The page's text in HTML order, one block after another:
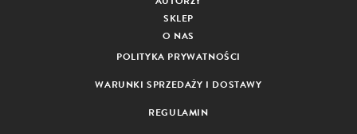
SKLEP
O NAS
POLITYKA PRYWATNOŚCI
WARUNKI SPRZEDAŻY I DOSTAWY
REGULAMIN